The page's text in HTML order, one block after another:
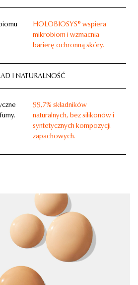
HOLOBIOSYS® wspiera
mikrobiom i wzmacnia
barierę ochronną skóry.
I NATURALNOŚĆ
99,7% składników
naturalnych, bez silikonów i
syntetycznych kompozycji
zapachowych.